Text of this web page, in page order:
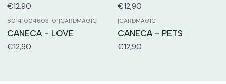
€12,90
€12,90
80141004603-01|CARDMAGIC
CANECA - LOVE
€12,90
|CARDMAGIC
CANECA - PETS
€12,90